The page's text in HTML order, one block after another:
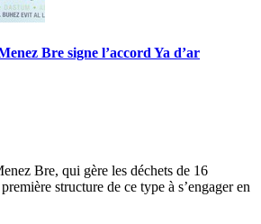
Bre signe l’accord Ya d’ar
Bre, qui gère les déchets de 16
structure de ce type à s’engager en